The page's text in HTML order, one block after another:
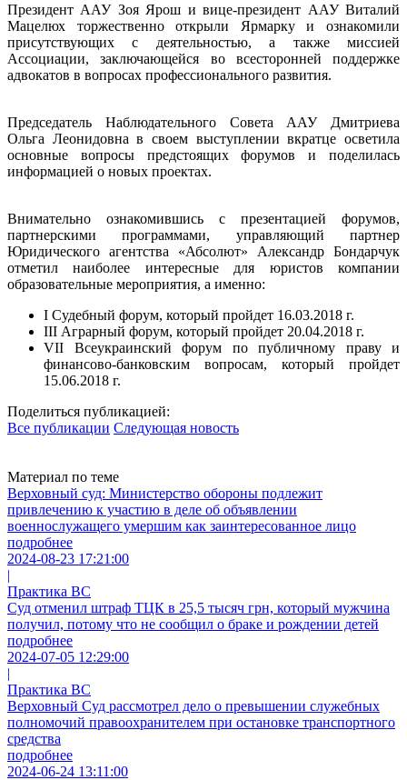
Президент ААУ Зоя Ярош и вице-президент ААУ Виталий
Мацелюх торжественно открыли Ярмарку и ознакомили
присутствующих с деятельностью, а также миссией
Ассоциации, заключающейся во всесторонней поддержке
адвокатов в вопросах профессионального развития.
Председатель Наблюдательного Совета ААУ Дмитриева
Ольга Леонидовна в своем выступлении вкратце осветила
основные вопросы предстоящих форумов и поделилась
информацией о новых проектах.
Внимательно ознакомившись с презентацией форумов,
партнерскими программами, управляющий партнер
Юридического агентства «Абсолют» Александр Бондарчук
отметил наиболее интересные для юристов компании
образовательные мероприятия, а именно:
I Судебный форум, который пройдет 16.03.2018 г.
ІІІ Аграрный форум, который пройдет 20.04.2018 г.
VII Всеукраинский форум по публичному праву и
финансово-банковским вопросам, который пройдет
15.06.2018 г.
Поделиться публикацией:
Все публикации Следующая новость
Материал по теме
Верховный суд: Министерство обороны подлежит
привлечению к участию в деле об объявлении
военнослужащего умершим как заинтересованное лицо
подробнее
2024-08-23 17:21:00
|
Практика ВС
Суд отменил штраф ТЦК в 25,5 тысяч грн, который мужчина
получил, потому что не сообщил о браке и рождении детей
подробнее
2024-07-05 12:29:00
|
Практика ВС
Верховный Суд рассмотрел дело о превышении служебных
полномочий правоохранителем при остановке транспортного
средства
подробнее
2024-06-24 13:11:00